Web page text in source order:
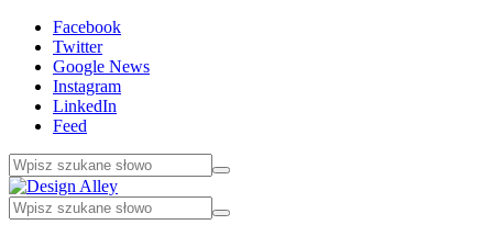
Facebook
Twitter
Google News
Instagram
LinkedIn
Feed